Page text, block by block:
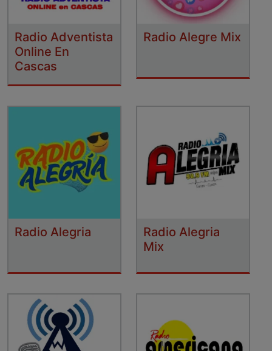
Radio Adventista
Online En
Cascas
Radio Alegre Mix
Radio Alegria
Radio Alegria
Mix